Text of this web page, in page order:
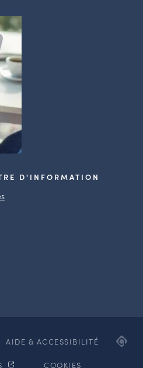
D'INFORMATION
AIDE & ACCESSIBILITÉ
COOKIES